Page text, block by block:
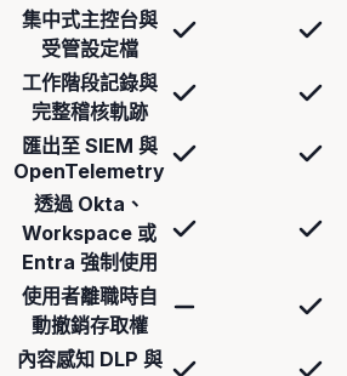
集中式主控台與
受管設定檔
工作階段記錄與
完整稽核軌跡
匯出至 SIEM 與
OpenTelemetry
透過 Okta、
Workspace 或
Entra 強制使用
使用者離職時自
動撤銷存取權
內容感知 DLP 與